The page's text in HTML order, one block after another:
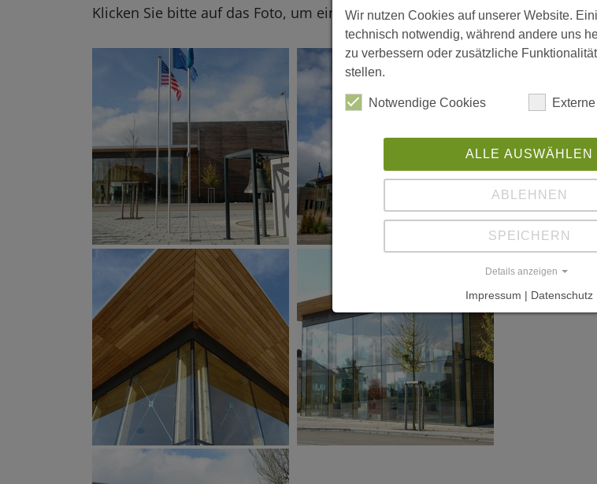
Klicken Sie bitte auf das Foto, um eine vergrößerte Darstellung zu erhalten.
Wir nutzen Cookies auf unserer Website.
technisch notwendig, während andere uns
zu verbessern oder zusätzliche
stellen.
Notwendige Cookies
ALLE AUSWÄHLEN
ABLEHNEN
SPEICHERN
Details anzeigen
Impressum | Datenschutz